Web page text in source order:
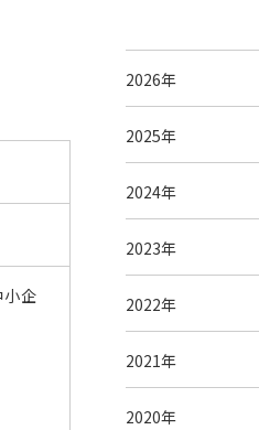
企
2026年
2025年
2024年
2023年
2022年
2021年
2020年